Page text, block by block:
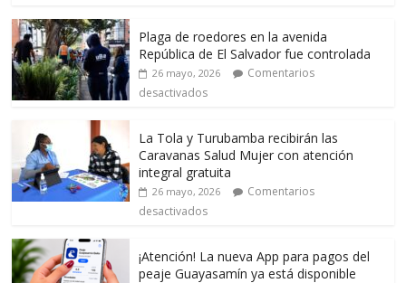
Plaga de roedores en la avenida
República de El Salvador fue controlada
26 mayo, 2026
Comentarios
desactivados
La Tola y Turubamba recibirán las
Caravanas Salud Mujer con atención
integral gratuita
26 mayo, 2026
Comentarios
desactivados
¡Atención! La nueva App para pagos del
peaje Guayasamín ya está disponible